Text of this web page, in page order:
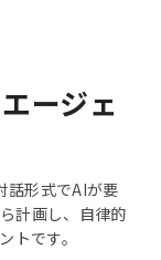
ージェ
話形式でAIが要
計画し、自律的
トです。